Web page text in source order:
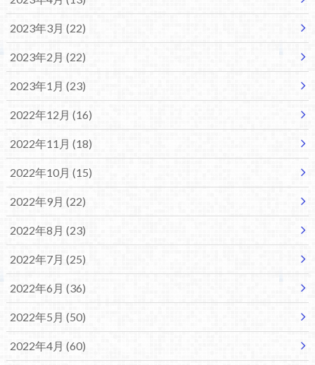
2023年3月 (22)
2023年2月 (22)
2023年1月 (23)
2022年12月 (16)
2022年11月 (18)
2022年10月 (15)
2022年9月 (22)
2022年8月 (23)
2022年7月 (25)
2022年6月 (36)
2022年5月 (50)
2022年4月 (60)